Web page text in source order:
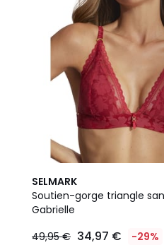
SELMARK
Soutien-gorge triangle
Gabrielle
49,95 € 34,97 € -29%
5
Couleurs